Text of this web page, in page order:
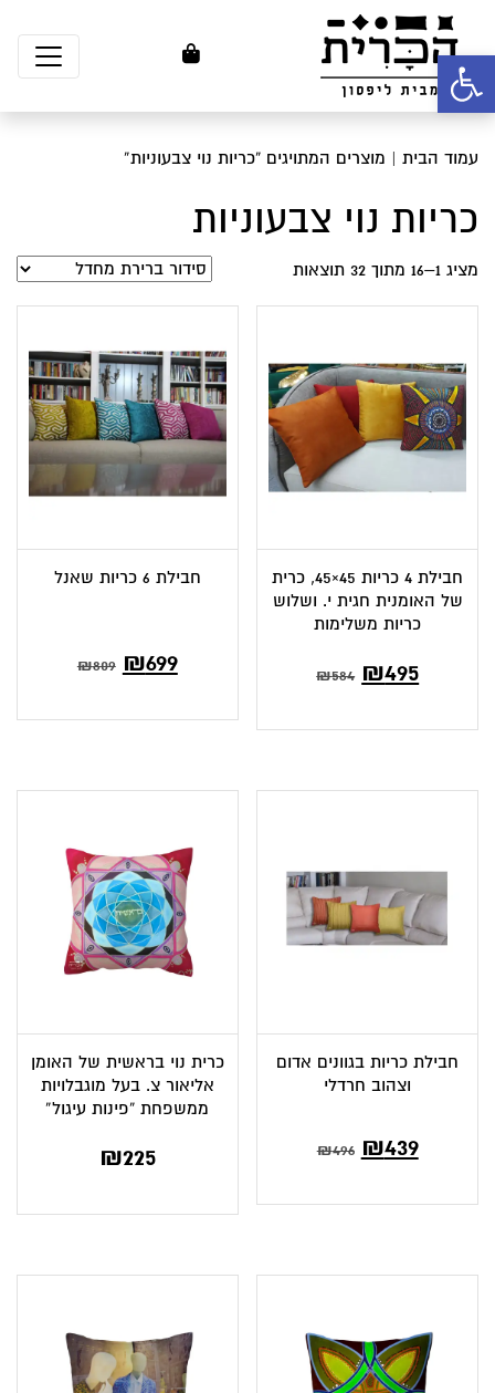
פתח סרגל נגישות
עמוד הבית | מוצרים המתויגים “כריות נוי צבעוניות”
כריות נוי צבעוניות
מציג 1–16 מתוך 32 תוצאות
חבילת 4 כריות 45×45, כרית
של האומנית חגית י. ושלוש
כריות משלימות
₪584 המחיר
₪584.
₪495המחיר
₪495.
חבילת 6 כריות שאנל
₪809 המחיר
₪809.
₪699המחיר
₪699.
חבילת כריות בגוונים אדום
וצהוב חרדלי
₪496 המחיר
₪496.
₪439המחיר
₪439.
כרית נוי בראשית של האומן
אליאור צ. בעל מוגבלויות
ממשפחת “פינות עיגול”
₪225